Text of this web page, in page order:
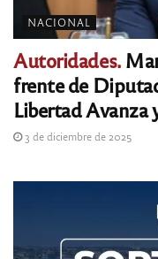
NACIONAL
Autoridades.
frente de
Libertad Avanza
3 de diciembre de 2025